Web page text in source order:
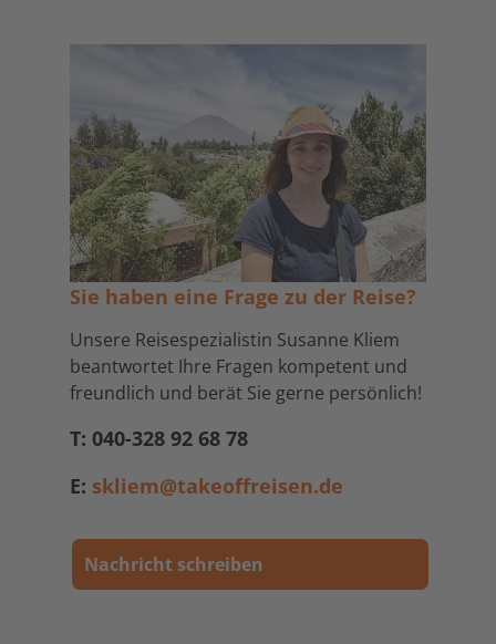
Sie haben eine Frage zu der Reise?
Unsere Reisespezialistin Susanne Kliem
beantwortet Ihre Fragen kompetent und
freundlich und berät Sie gerne persönlich!
T: 040-328 92 68 78
E: skliem@takeoffreisen.de
Nachricht schreiben